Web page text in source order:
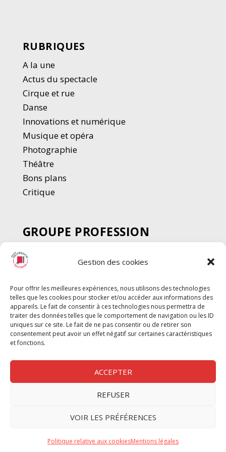
Gestion des cookies
Pour offrir les meilleures expériences, nous utilisons des technologies
telles que les cookies pour stocker et/ou accéder aux informations des
appareils. Le fait de consentir à ces technologies nous permettra de
traiter des données telles que le comportement de navigation ou les ID
uniques sur ce site. Le fait de ne pas consentir ou de retirer son
consentement peut avoir un effet négatif sur certaines caractéristiques
et fonctions.
ACCEPTER
REFUSER
VOIR LES PRÉFÉRENCES
Politique relative aux cookiesMentions légales
RUBRIQUES
A la une
Actus du spectacle
Cirque et rue
Danse
Innovations et numérique
Musique et opéra
Photographie
Théâtre
Bons plans
Critique
GROUPE PROFESSION
SPECTACLE
Chèque Intermittents
Chèque Compta
Chèque Emploi Spectacle
G-Pods
Profession Audio-visuel
Nous contacter